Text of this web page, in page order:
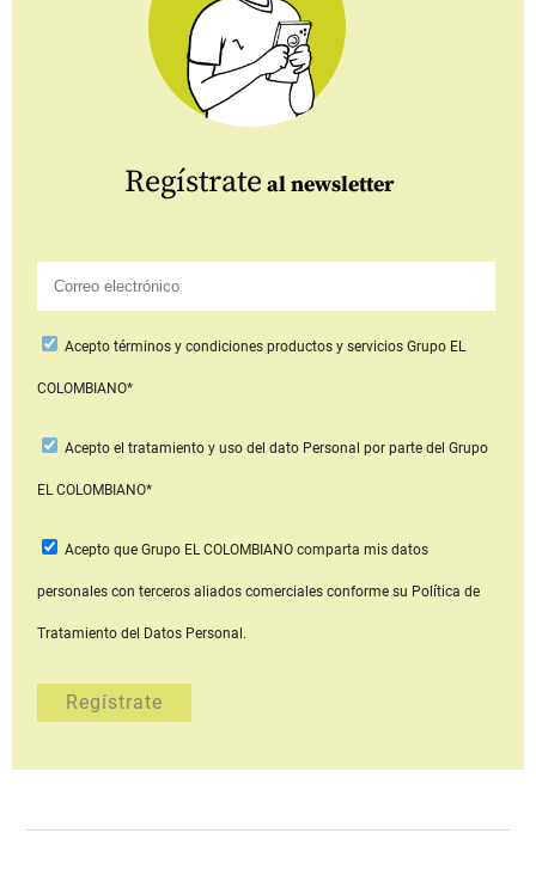
Regístrate al newsletter
Aceptotérminos y condiciones productos y serviciosGrupo EL
COLOMBIANO*
Acepto el tratamiento y uso del dato Personal por parte del Grupo
EL COLOMBIANO*
Acepto que Grupo EL COLOMBIANOcomparta mis datos
personales con terceros aliados comerciales conforme su Política de
Tratamiento del Datos Personal.